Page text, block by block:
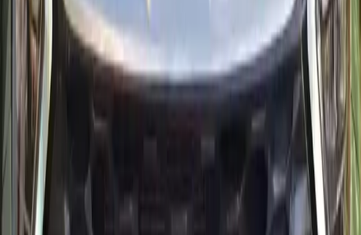
Kia
Sportage 1.6 CRDi 136 DCT7
Kia Sportage
Nowoczesny rodzinny SUV: zielona Kia Sportage 1.6 CRDi
136 KM z 7-biegową automatyczną skrzynią biegów DCT
oferuje komfort, przydatne technologie (Apple CarPlay/Android
Auto, w zależności od wyposażenia) i rozsądne koszty
codziennej eksploatacji.
Miejsca
Skrzynia
Automatique
Paliwo
Diesel